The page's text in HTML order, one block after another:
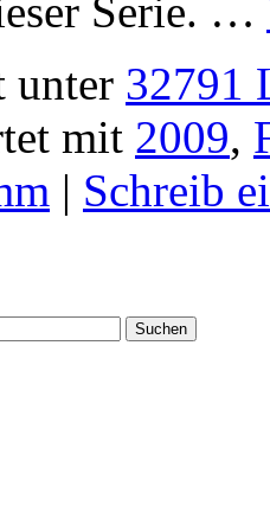
Serie. …
unter 32791
mit 2009,
| Schreib